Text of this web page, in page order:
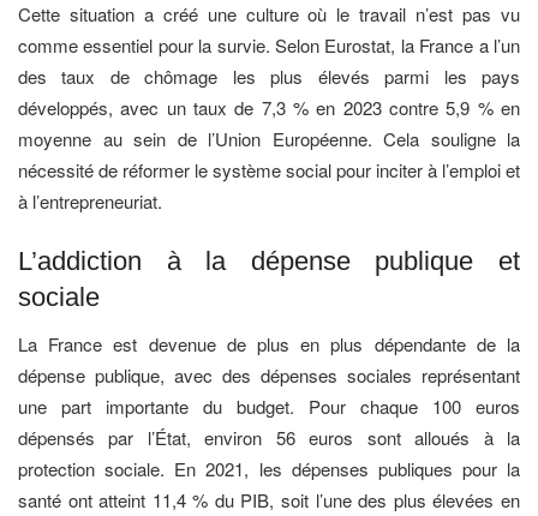
Cette situation a créé une culture où le travail n’est pas vu
comme essentiel pour la survie. Selon Eurostat, la France a l’un
des taux de chômage les plus élevés parmi les pays
développés, avec un taux de 7,3 % en 2023 contre 5,9 % en
moyenne au sein de l’Union Européenne. Cela souligne la
nécessité de réformer le système social pour inciter à l’emploi et
à l’entrepreneuriat.
L’addiction à la dépense publique et
sociale
La France est devenue de plus en plus dépendante de la
dépense publique, avec des dépenses sociales représentant
une part importante du budget. Pour chaque 100 euros
dépensés par l’État, environ 56 euros sont alloués à la
protection sociale. En 2021, les dépenses publiques pour la
santé ont atteint 11,4 % du PIB, soit l’une des plus élevées en